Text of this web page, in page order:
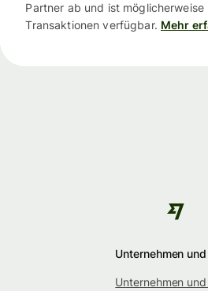
Partner ab und ist
Transaktionen verfügbar. Mehr
Unternehmen
Unternehmen